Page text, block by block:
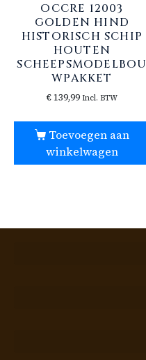
OCCRE 12003
GOLDEN HIND
HISTORISCH SCHIP
HOUTEN
SCHEEPSMODELBOU
WPAKKET
€139,99 Incl. BTW
Toevoegen aan
winkelwagen